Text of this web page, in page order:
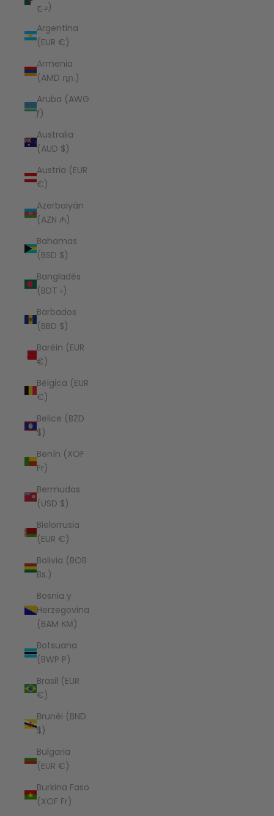
د.ج)
Argentina
(EUR €)
Armenia
(AMD դր.)
Aruba (AWG
ƒ)
Australia
(AUD $)
Austria (EUR
€)
Azerbaiyán
(AZN ₼)
Bahamas
(BSD $)
Bangladés
(BDT ৳)
Barbados
(BBD $)
Baréin (EUR
€)
Bélgica (EUR
€)
Belice (BZD
$)
Benín (XOF
Fr)
Bermudas
(USD $)
Bielorrusia
(EUR €)
Bolivia (BOB
Bs.)
Bosnia y
Herzegovina
(BAM КМ)
Botsuana
(BWP P)
Brasil (EUR
€)
Brunéi (BND
$)
Bulgaria
(EUR €)
Burkina Faso
(XOF Fr)